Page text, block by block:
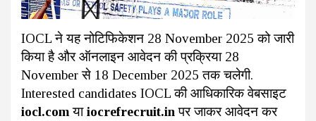
IOCL ने यह नोटिफिकेशन 28 November 2025 को जारी
किया है और ऑनलाइन आवेदन की प्रक्रिया 28
November से 18 December 2025 तक चलेगी.
Interested candidates IOCL की आधिकारिक वेबसाइट
iocl.comयाiocrefrecruit.in पर जाकर आवेदन कर